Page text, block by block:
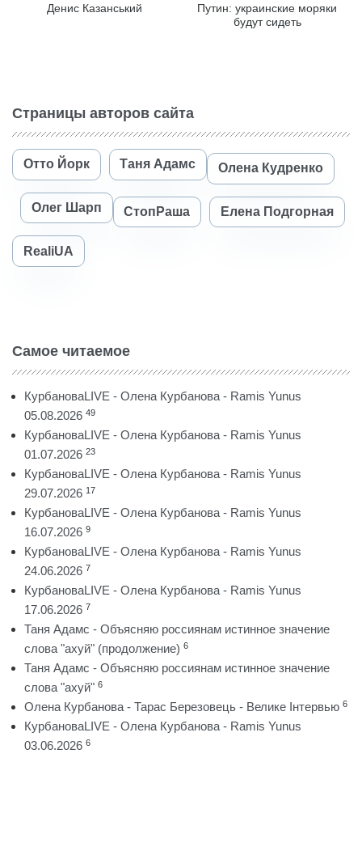
Денис Казанський
Путин: украинские моряки
будут сидеть
Страницы авторов сайта
Отто Йорк Таня Адамс Олена Кудренко
Олег Шарп СтопРаша Елена Подгорная
RealiUA
Самое читаемое
КурбановаLIVE - Олена Курбанова - Ramis Yunus
05.08.2026 49
КурбановаLIVE - Олена Курбанова - Ramis Yunus
01.07.2026 23
КурбановаLIVE - Олена Курбанова - Ramis Yunus
29.07.2026 17
КурбановаLIVE - Олена Курбанова - Ramis Yunus
16.07.2026 9
КурбановаLIVE - Олена Курбанова - Ramis Yunus
24.06.2026 7
КурбановаLIVE - Олена Курбанова - Ramis Yunus
17.06.2026 7
Таня Адамс - Объясняю россиянам истинное значение
слова "ахуй" (продолжение) 6
Таня Адамс - Объясняю россиянам истинное значение
слова "ахуй" 6
Олена Курбанова - Тарас Березовець - Велике Інтервью 6
КурбановаLIVE - Олена Курбанова - Ramis Yunus
03.06.2026 6